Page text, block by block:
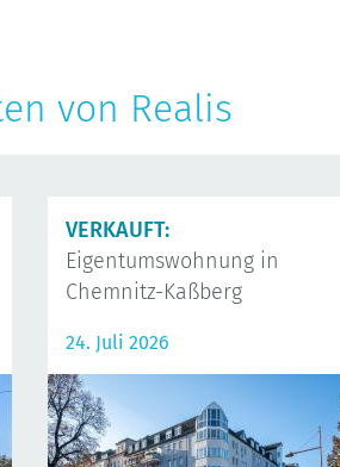
von Realis
VERKAUFT:
Eigentumswohnung in
Chemnitz-Kaßberg
24. Juli 2026